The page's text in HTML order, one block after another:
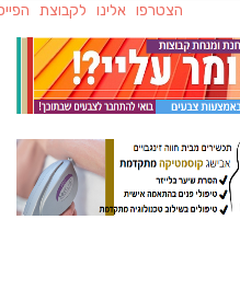
הצטרפו אלינו לקבוצת